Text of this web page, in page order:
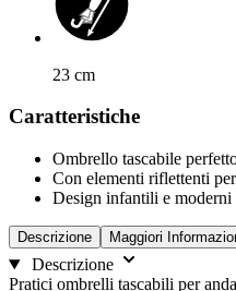
23 cm
Caratteristiche
Ombrello tascabile
Con elementi riflettenti
Design infantili e moderni
Descrizione Maggiori
Descrizione
Pratici ombrelli tascabili per